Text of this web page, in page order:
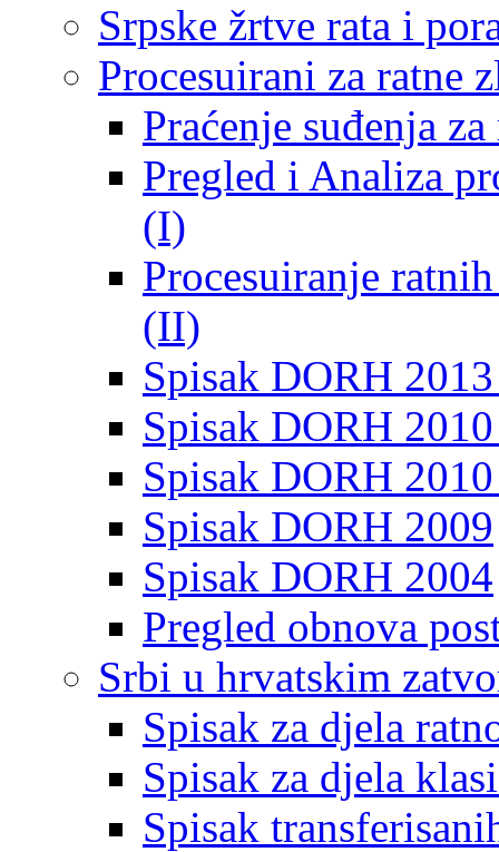
Srpske žrtve rata i
Procesuirani za ratne
Praćenje suđenja
Pregled i Analiza
(I)
Procesuiranje
(II)
Spisak DORH
Spisak DORH
Spisak DORH
Spisak DORH 2009
Spisak DORH 2004
Pregled obnova
Srbi u hrvatskim
Spisak za djela
Spisak za djela
Spisak